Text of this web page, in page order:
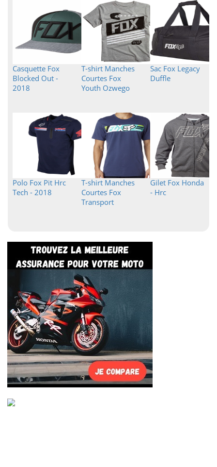
Casquette Fox
Blocked Out -
2018
T-shirt Manches
Courtes Fox
Youth Ozwego
Sac Fox Legacy
Duffle
Polo Fox Pit Hrc
Tech - 2018
T-shirt Manches
Courtes Fox
Transport
Gilet Fox Honda
- Hrc